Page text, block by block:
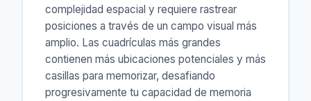
complejidad espacial y requiere rastrear
posiciones a través de un campo visual más
amplio. Las cuadrículas más grandes
contienen más ubicaciones potenciales y más
casillas para memorizar, desafiando
progresivamente tu capacidad de memoria